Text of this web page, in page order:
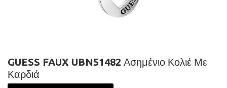
GUESS FAUX UBN51482 Ασημένιο Κολιέ Με
Καρδιά